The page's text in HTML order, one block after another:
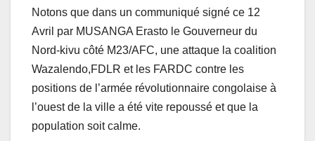
Notons que dans un communiqué signé ce 12
Avril par MUSANGA Erasto le Gouverneur du
Nord-kivu côté M23/AFC, une attaque la coalition
Wazalendo,FDLR et les FARDC contre les
positions de l’armée révolutionnaire congolaise à
l’ouest de la ville a été vite repoussé et que la
population soit calme.